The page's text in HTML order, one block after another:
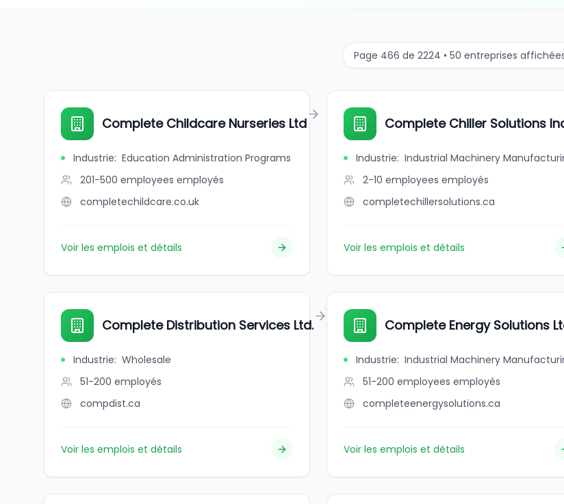
Page 466 de 2224 • 50 entreprises
Complete Childcare Nurseries Ltd
Industrie: Education Administration Programs
201-500 employees employés
completechildcare.co.uk
Voir les emplois et détails
Complete Chiller Solutions
Industrie: Industrial Machinery
2-10 employees employés
completechillersolutions.ca
Voir les emplois et détails
Complete Distribution Services Ltd.
Industrie: Wholesale
51-200 employés
compdist.ca
Voir les emplois et détails
Complete Energy Solutions
Industrie: Industrial Machinery
51-200 employees employés
completeenergysolutions.ca
Voir les emplois et détails